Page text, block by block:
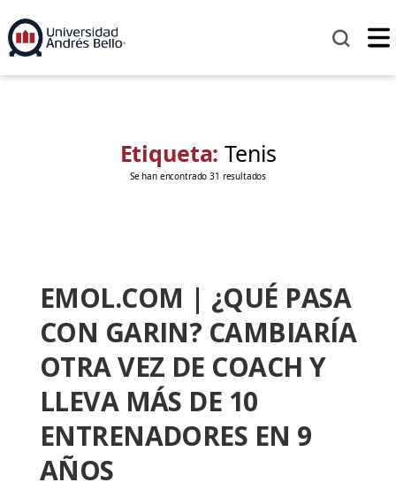
Etiqueta:Tenis
Se han encontrado 31 resultados
EMOL.COM | ¿QUÉ PASA
CON GARIN? CAMBIARÍA
OTRA VEZ DE COACH Y
LLEVA MÁS DE 10
ENTRENADORES EN 9
AÑOS